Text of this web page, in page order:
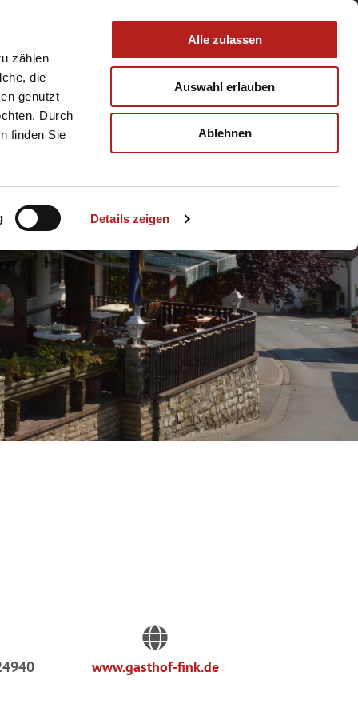
zählen
die
genutzt
Durch
finden Sie
Details zeigen
Alle zulassen
Auswahl erlauben
Ablehnen
Buchen
www.gasthof-fink.de